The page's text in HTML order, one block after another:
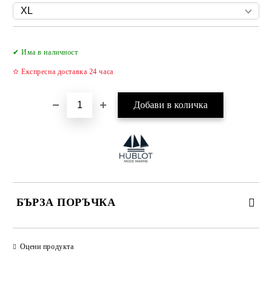
✔ Има в наличност
✫ Експресна доставка 24 часа
БЪРЗА ПОРЪЧКА
Оцени продукта